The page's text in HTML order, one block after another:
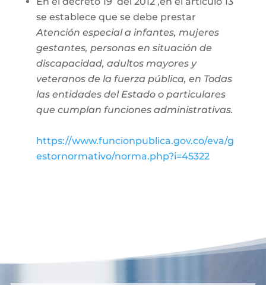
se establece que se debe prestar
Atención especial a infantes, mujeres
gestantes, personas en situación de
discapacidad, adultos mayores y
veteranos de la fuerza pública, en Todas
las entidades del Estado o particulares
que cumplan funciones administrativas.
https://www.funcionpublica.gov.co/eva/g
estornormativo/norma.php?i=45322